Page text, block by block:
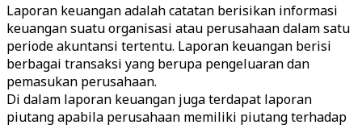
Laporan keuangan adalah catatan berisikan informasi
keuangan suatu organisasi atau perusahaan dalam satu
periode akuntansi tertentu. Laporan keuangan berisi
berbagai transaksi yang berupa pengeluaran dan
pemasukan perusahaan.
Di dalam laporan keuangan juga terdapat laporan
piutang apabila perusahaan memiliki piutang terhadap